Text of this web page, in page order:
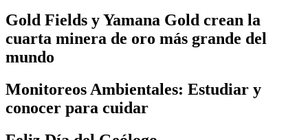
Gold Fields y Yamana Gold crean la
cuarta minera de oro más grande del
mundo
Monitoreos Ambientales: Estudiar y
conocer para cuidar